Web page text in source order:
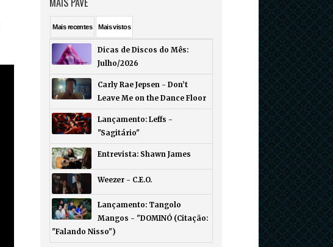
Maisrecentes Maisvistos
Dicas de Discos do Mês:
Julho/2026
Carly Rae Jepsen - Don’t
Leave Me on the Dance Floor
Lançamento: Leffs -
"Sagitário"
Entrevista: Shawn James
Weezer - C.E.O.
Lançamento: Tangolo
Mangos - "DOMINÓ (Citação:
"Falando Nisso")